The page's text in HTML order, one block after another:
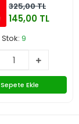
325,00 TL
145,00 TL
Stok: 9
Sepete Ekle